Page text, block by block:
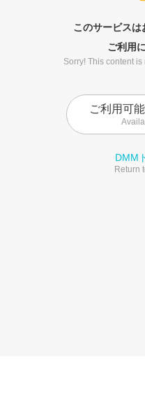
このサービス
ご利用
Sorry! This content
ご利用可
DMM
Return